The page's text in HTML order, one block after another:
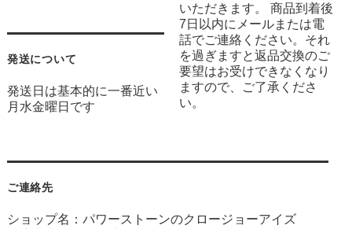
発送について
発送日は基本的に一番近い
月水金曜日です
いただきます。 商品到着後
7日以内にメールまたは電
話でご連絡ください。それ
を過ぎますと返品交換のご
要望はお受けできなくなり
ますので、ご了承くださ
い。
ご連絡先
ショップ名：パワーストーンのクロージョーアイズ